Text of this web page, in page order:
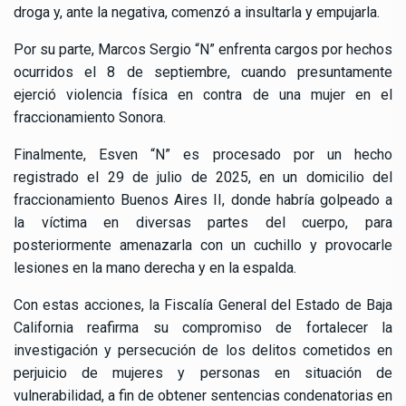
droga y, ante la negativa, comenzó a insultarla y empujarla.
Por su parte, Marcos Sergio “N” enfrenta cargos por hechos
ocurridos el 8 de septiembre, cuando presuntamente
ejerció violencia física en contra de una mujer en el
fraccionamiento Sonora.
Finalmente, Esven “N” es procesado por un hecho
registrado el 29 de julio de 2025, en un domicilio del
fraccionamiento Buenos Aires II, donde habría golpeado a
la víctima en diversas partes del cuerpo, para
posteriormente amenazarla con un cuchillo y provocarle
lesiones en la mano derecha y en la espalda.
Con estas acciones, la Fiscalía General del Estado de Baja
California reafirma su compromiso de fortalecer la
investigación y persecución de los delitos cometidos en
perjuicio de mujeres y personas en situación de
vulnerabilidad, a fin de obtener sentencias condenatorias en